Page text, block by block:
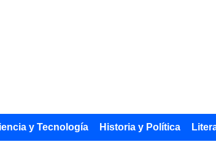
y Tecnología Historia y Política